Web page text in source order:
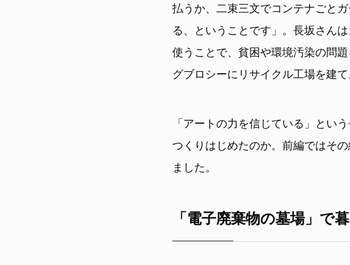
払うか、二束三文でコンテナごと
る、ということです」。長坂さん
使うことで、貧困や環境汚染の問
グブロシーにリサイクル工場を建て
「アートの力を信じている」とい
つくりはじめたのか。前編ではそ
ました。
「電子廃棄物の墓場」で